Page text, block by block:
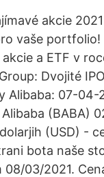
akcie
vaše
a ETF v
Dvojité
Alibaba: 07-04-
(BABA)
(USD) -
bota naše
08/03/2021.